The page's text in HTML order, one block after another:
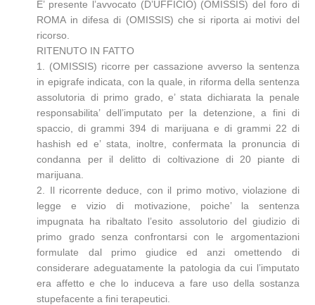
E’ presente l’avvocato (D’UFFICIO) (OMISSIS) del foro di
ROMA in difesa di (OMISSIS) che si riporta ai motivi del
ricorso.
RITENUTO IN FATTO
1. (OMISSIS) ricorre per cassazione avverso la sentenza
in epigrafe indicata, con la quale, in riforma della sentenza
assolutoria di primo grado, e’ stata dichiarata la penale
responsabilita’ dell’imputato per la detenzione, a fini di
spaccio, di grammi 394 di marijuana e di grammi 22 di
hashish ed e’ stata, inoltre, confermata la pronuncia di
condanna per il delitto di coltivazione di 20 piante di
marijuana.
2. Il ricorrente deduce, con il primo motivo, violazione di
legge e vizio di motivazione, poiche’ la sentenza
impugnata ha ribaltato l’esito assolutorio del giudizio di
primo grado senza confrontarsi con le argomentazioni
formulate dal primo giudice ed anzi omettendo di
considerare adeguatamente la patologia da cui l’imputato
era affetto e che lo induceva a fare uso della sostanza
stupefacente a fini terapeutici.